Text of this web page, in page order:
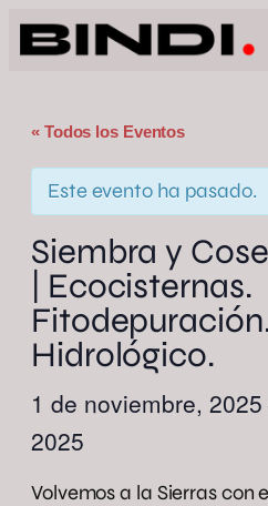
« Todos los Eventos
Este evento ha pasado.
Siembra y
| Ecocisternas.
Hidrológico.
1 de noviembre, 2025
2025
Volvemos a la Sierras con